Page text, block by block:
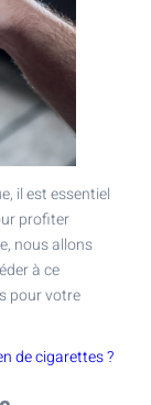
il est essentiel
profiter
nous allons
à ce
pour votre
de cigarettes ?